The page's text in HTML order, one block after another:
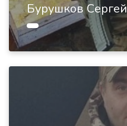
Бурушков Сергей